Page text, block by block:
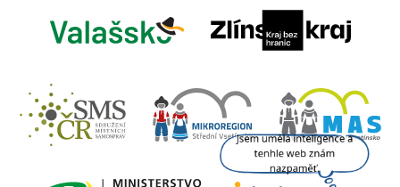
Jsem umělá inteligence a
tenhle web znám
nazpaměť.